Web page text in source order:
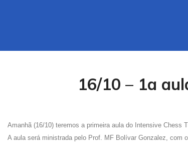
16/10 – 1a
Amanhã (16/10) teremos a primeira aula do Intensive Chess
A aula será ministrada pelo Prof. MF Bolívar Gonzalez, com